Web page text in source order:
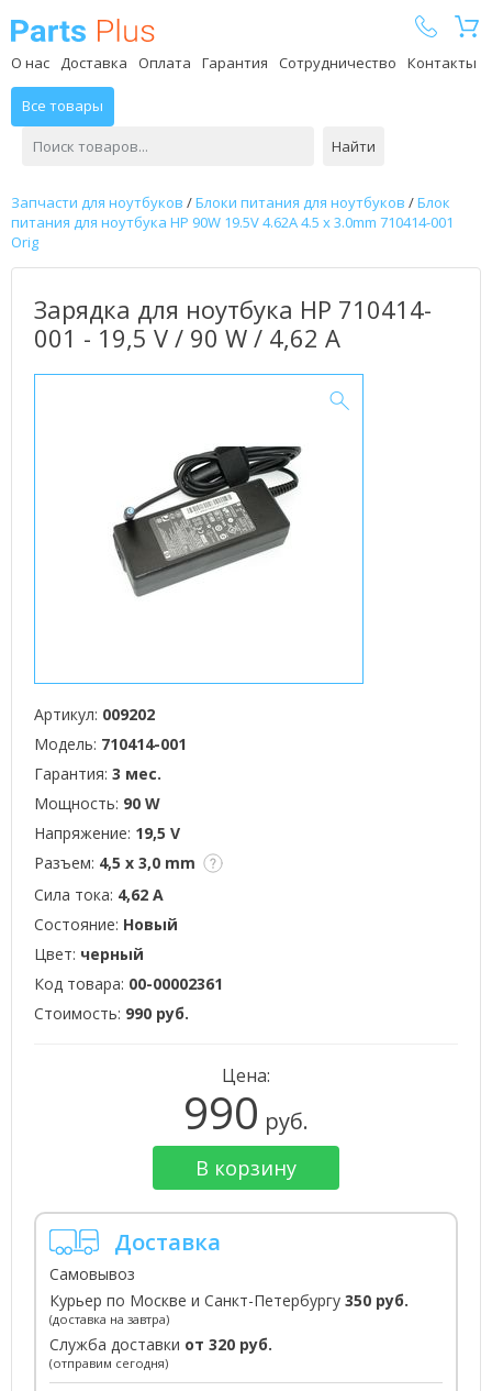
О нас Доставка Оплата Гарантия Сотрудничество Контакты
Все товары
Найти
Запчасти для ноутбуков /Блоки питания для ноутбуков /Блок
питания для ноутбука HP 90W 19.5V 4.62A 4.5 x 3.0mm 710414-001
Orig
Зарядка для ноутбука HP 710414-
001 - 19,5 V / 90 W / 4,62 А
Артикул: 009202
Модель: 710414-001
Гарантия: 3 мес.
Мощность: 90 W
Напряжение: 19,5 V
Разъем: 4,5 x 3,0 mm
Сила тока: 4,62 А
Состояние: Новый
Цвет: черный
Код товара: 00-00002361
Стоимость: 990 руб.
Цена:
990 руб.
В корзину
Доставка
Самовывоз
Курьер по Москве и Санкт-Петербургу 350 руб.
(доставка на завтра)
Служба доставки от 320 руб.
(отправим сегодня)